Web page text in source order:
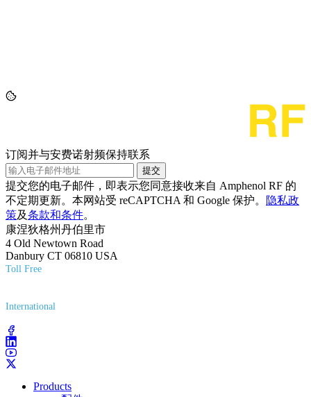
订阅并与安费诺射频保持联系
提交
提交您的电子邮件，即表示您同意接收来自 Amphenol RF 的
不定期更新。本网站受 reCAPTCHA 和 Google 保护。
隐私政
策及条款和条件。
康涅狄格州丹伯里市
4 Old Newtown Road
Danbury CT 06810 USA
Toll Free
International
Products